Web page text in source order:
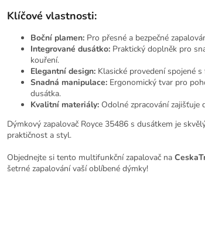
Klíčové vlastnosti:
Boční plamen: Pro přesné a bezpečné
Integrované dusátko: Praktický doplněk pro
kouření.
Elegantní design: Klasické provedení spojené
Snadná manipulace: Ergonomický tvar pro
dusátka.
Kvalitní materiály: Odolné zpracování
Dýmkový zapalovač Royce 35486 s dusátkem je
praktičnost a styl.
Objednejte si tento multifunkční zapalovač na
šetrné zapalování vaší oblíbené dýmky!